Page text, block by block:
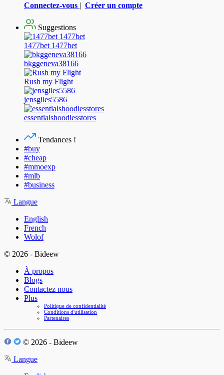
Connectez-vous | Créer un compte
Suggestions
1477bet 1477bet
bkggeneva38166
Rush my Flight
jensgiles5586
essentialshoodiesstores
Tendances !
#buy
#cheap
#mmoexp
#mlb
#business
Langue
English
French
Wolof
© 2026 - Bideew
À propos
Blogs
Contactez nous
Plus
Politique de confidentialité
Conditions d'utilisation
Partenaires
© 2026 - Bideew
Langue